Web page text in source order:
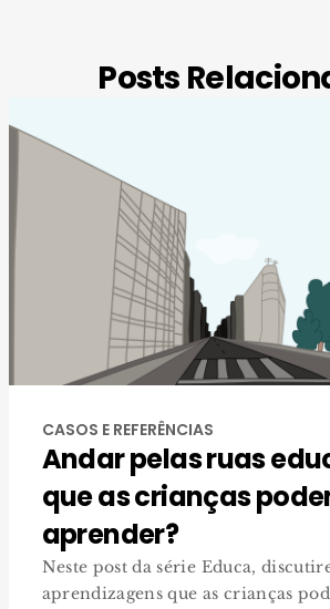
Posts
CASOS E REFERÊNCIAS
Andar pelas ruas
que as crianças
aprender?
Neste post da série Educa,
aprendizagens que as crianças